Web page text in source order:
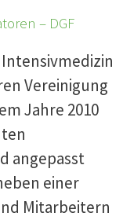
– DGF
Vereinigung
Jahre 2010
angepasst
einer
Mitarbeitern